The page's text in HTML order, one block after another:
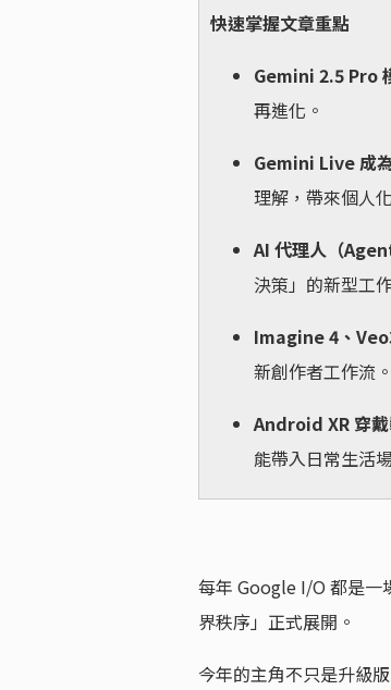
快速掌握文章重點
Gemini 2.5 Pro
再進化。
Gemini Live 成
理解，帶來個人
AI 代理人（
決策」的新型工
Imagine 4、
新創作者工作流。
Android XR 穿
能帶入日常生活
每年 Google I/O 都是一
界秩序」正式展開。
今年的主角不只是升級